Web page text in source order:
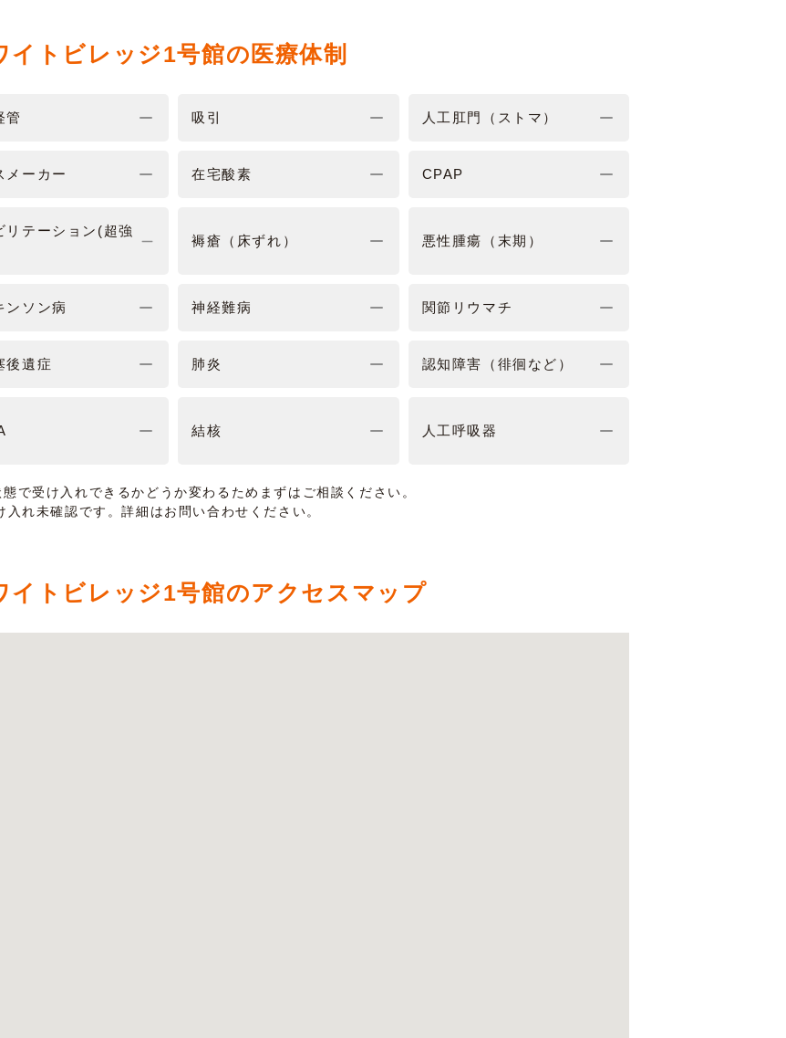
トビレッジ1号館の医療体制
管 吸引 人工肛門（ストマ）
メーカー 在宅酸素 CPAP
リテーション(超強
褥瘡（床ずれ） 悪性腫瘍（末期）
ンソン病 神経難病 関節リウマチ
後遺症 肺炎 認知障害（徘徊など）
結核 人工呼吸器
受け入れできるかどうか変わるためまずはご相談ください。
れ未確認です。詳細はお問い合わせください。
イトビレッジ1号館のアクセスマップ